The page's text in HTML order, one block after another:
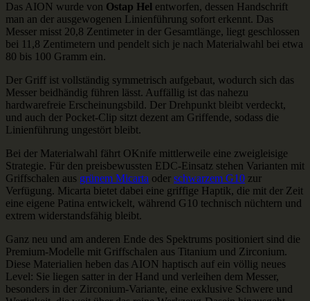
Das AION wurde von Ostap Hel entworfen, dessen Handschrift
man an der ausgewogenen Linienführung sofort erkennt. Das
Messer misst 20,8 Zentimeter in der Gesamtlänge, liegt geschlossen
bei 11,8 Zentimetern und pendelt sich je nach Materialwahl bei etwa
80 bis 100 Gramm ein.
Der Griff ist vollständig symmetrisch aufgebaut, wodurch sich das
Messer beidhändig führen lässt. Auffällig ist das nahezu
hardwarefreie Erscheinungsbild. Der Drehpunkt bleibt verdeckt,
und auch der Pocket-Clip sitzt dezent am Griffende, sodass die
Linienführung ungestört bleibt.
Bei der Materialwahl fährt OKnife mittlerweile eine zweigleisige
Strategie. Für den preisbewussten EDC-Einsatz stehen Varianten mit
Griffschalen aus grünem Micarta oder schwarzem G10 zur
Verfügung. Micarta bietet dabei eine griffige Haptik, die mit der Zeit
eine eigene Patina entwickelt, während G10 technisch nüchtern und
extrem widerstandsfähig bleibt.
Ganz neu und am anderen Ende des Spektrums positioniert sind die
Premium-Modelle mit Griffschalen aus Titanium und Zirconium.
Diese Materialien heben das AION haptisch auf ein völlig neues
Level: Sie liegen satter in der Hand und verleihen dem Messer,
besonders in der Zirconium-Variante, eine exklusive Schwere und